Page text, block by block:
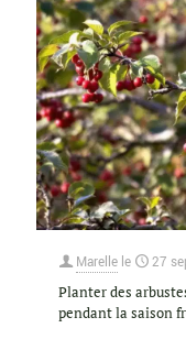
Marelle le 27
Planter des
pendant la saison